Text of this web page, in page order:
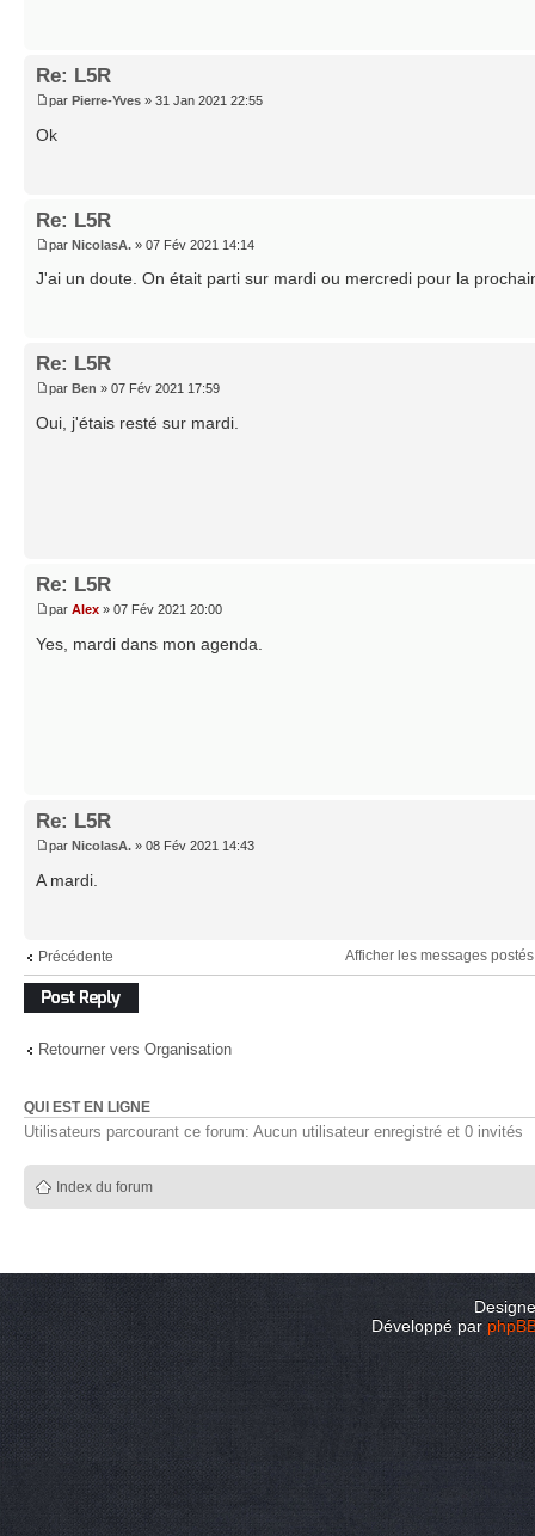
Re: L5R
par Pierre-Yves » 31 Jan 2021 22:55
Ok
Re: L5R
par NicolasA. » 07 Fév 2021 14:14
J'ai un doute. On était parti sur mardi ou mercredi pour la
Re: L5R
par Ben » 07 Fév 2021 17:59
Oui, j'étais resté sur mardi.
Re: L5R
par Alex » 07 Fév 2021 20:00
Yes, mardi dans mon agenda.
Re: L5R
par NicolasA. » 08 Fév 2021 14:43
A mardi.
Précédente Afficher les messages
Répondre
Retourner vers Organisation
QUI EST EN LIGNE
Utilisateurs parcourant ce forum: Aucun utilisateur enregistré et 0 invités
Index du forum
Développé par